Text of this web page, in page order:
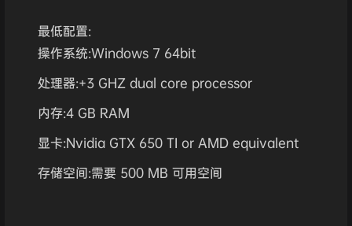
最低配置:
操作系统:Windows 7 64bit
处理器:+3 GHZ dual core processor
内存:4 GB RAM
显卡:Nvidia GTX 650 TI or AMD equivalent
存储空间:需要 500 MB 可用空间